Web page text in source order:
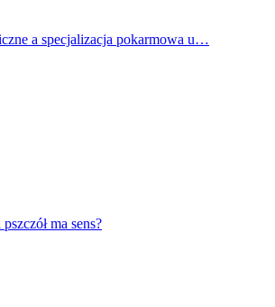
a specjalizacja pokarmowa u…
ma sens?